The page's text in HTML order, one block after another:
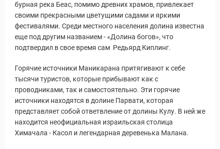
Путеводитель по
бурная река Беас, помимо древних храмов, привлекает
своими прекрасными цветущими садами и яркими
фестивалями. Среди местного населения долина известна
еще под другим названием - «Долина богов», что
подтвердил в свое время сам Редьярд Киплинг.
Горячие источники Маникарана притягивают к себе
тысячи туристов, которые прибывают как с
проводниками, так и самостоятельно. Эти горячие
источники находятся в долине Парвати, которая
представляет собой ответвление от долины Кулу. В ней же
находится неофициальная израильская столица
Химачала - Касол и легендарная деревенька Малана.